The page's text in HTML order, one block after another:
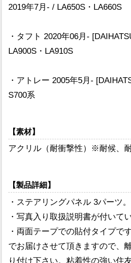
2019年7月- / LA650S・LA660S
・タフト 2020年06月-
LA900S・LA910S
・アトレー 2005年5月-
S700系
【素材】
アクリル（耐衝撃性）※耐候、
【製品詳細】
・ステアリングパネル 3パーツ。
・写真入り取扱説明書が付いて
・両面テープでの貼付タイプで
でお届けさせて頂きますので、
り付け下さい。粘着性の強い住